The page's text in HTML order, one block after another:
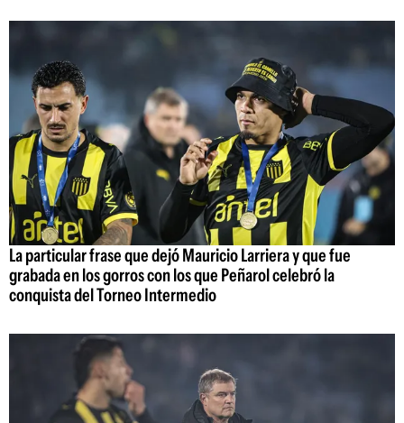
La particular frase que dejó Mauricio Larriera y que fue
grabada en los gorros con los que Peñarol celebró la
conquista del Torneo Intermedio